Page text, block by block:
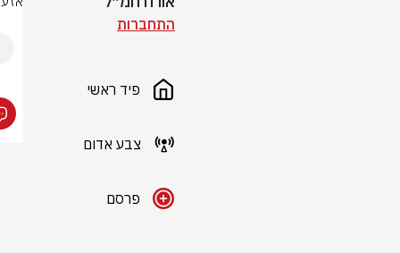
התחברות
פיד ראשי
צבע אדום
פרסם